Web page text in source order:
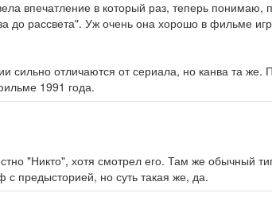
впечатление в который раз, теперь понимаю,
до рассвета". Уж очень она хорошо в фильме
сильно отличаются от сериала, но канва та
1991 года.
"Никто", хотя смотрел его. Там же обычный
с предысторией, но суть такая же, да.